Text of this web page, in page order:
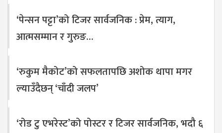
‘पेन्सन पट्टा’को टिजर सार्वजनिक : प्रेम, त्याग,
आत्मसम्मान र गुरुङ…
‘रुकुम मैकोट’को सफलतापछि अशोक थापा मगर
ल्याउँदैछन् ‘चाँदी जलप’
‘रोड टु एभरेस्ट’को पोस्टर र टिजर सार्वजनिक, भदौ ६